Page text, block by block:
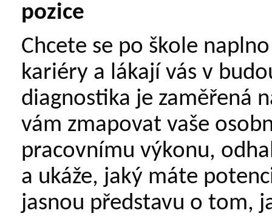
pozice
Chcete se po škole
kariéry a lákají vás v
diagnostika je zaměřená
vám zmapovat vaše
pracovnímu výkonu,
a ukáže, jaký máte
jasnou představu o tom,